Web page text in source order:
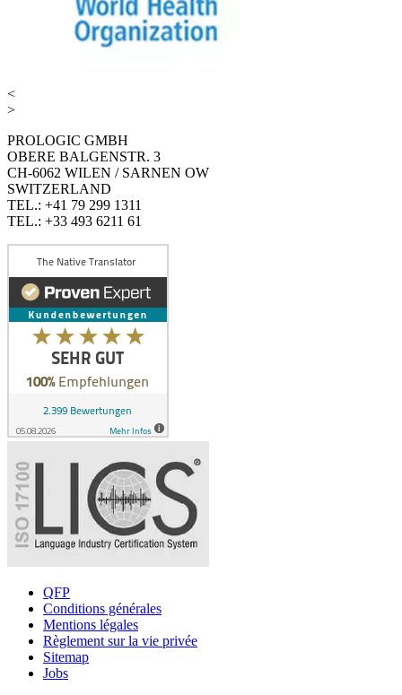
<
>
PROLOGIC GMBH
OBERE BALGENSTR. 3
CH-6062 WILEN / SARNEN OW
SWITZERLAND
TEL.: +41 79 299 1311
TEL.: +33 493 6211 61
QFP
Conditions générales
Mentions légales
Règlement sur la vie privée
Sitemap
Jobs